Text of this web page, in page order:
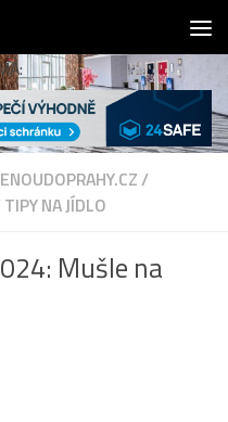
/
TIPY NA JÍDLO
Mušle na